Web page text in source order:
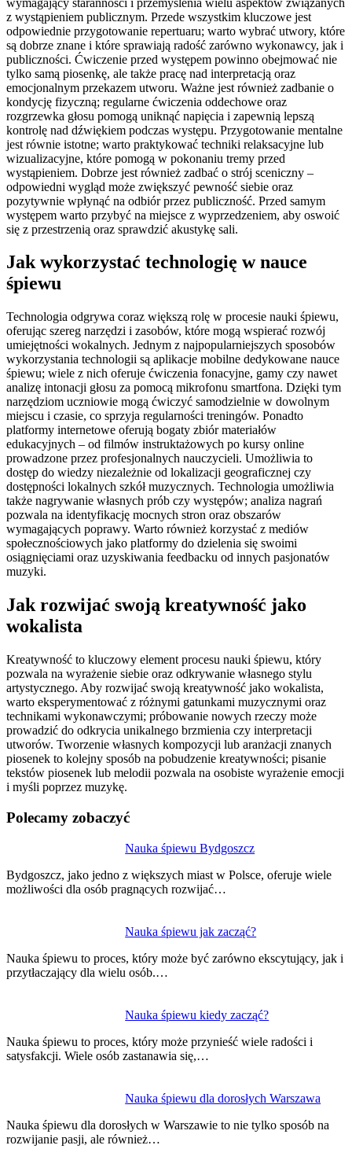
z wystąpieniem publicznym. Przede wszystkim kluczowe jest
odpowiednie przygotowanie repertuaru; warto wybrać utwory, które
są dobrze znane i które sprawiają radość zarówno wykonawcy, jak i
publiczności. Ćwiczenie przed występem powinno obejmować nie
tylko samą piosenkę, ale także pracę nad interpretacją oraz
emocjonalnym przekazem utworu. Ważne jest również zadbanie o
kondycję fizyczną; regularne ćwiczenia oddechowe oraz
rozgrzewka głosu pomogą uniknąć napięcia i zapewnią lepszą
kontrolę nad dźwiękiem podczas występu. Przygotowanie mentalne
jest równie istotne; warto praktykować techniki relaksacyjne lub
wizualizacyjne, które pomogą w pokonaniu tremy przed
wystąpieniem. Dobrze jest również zadbać o strój sceniczny –
odpowiedni wygląd może zwiększyć pewność siebie oraz
pozytywnie wpłynąć na odbiór przez publiczność. Przed samym
występem warto przybyć na miejsce z wyprzedzeniem, aby oswoić
się z przestrzenią oraz sprawdzić akustykę sali.
Jak wykorzystać technologię w nauce
śpiewu
Technologia odgrywa coraz większą rolę w procesie nauki śpiewu,
oferując szereg narzędzi i zasobów, które mogą wspierać rozwój
umiejętności wokalnych. Jednym z najpopularniejszych sposobów
wykorzystania technologii są aplikacje mobilne dedykowane nauce
śpiewu; wiele z nich oferuje ćwiczenia fonacyjne, gamy czy nawet
analizę intonacji głosu za pomocą mikrofonu smartfona. Dzięki tym
narzędziom uczniowie mogą ćwiczyć samodzielnie w dowolnym
miejscu i czasie, co sprzyja regularności treningów. Ponadto
platformy internetowe oferują bogaty zbiór materiałów
edukacyjnych – od filmów instruktażowych po kursy online
prowadzone przez profesjonalnych nauczycieli. Umożliwia to
dostęp do wiedzy niezależnie od lokalizacji geograficznej czy
dostępności lokalnych szkół muzycznych. Technologia umożliwia
także nagrywanie własnych prób czy występów; analiza nagrań
pozwala na identyfikację mocnych stron oraz obszarów
wymagających poprawy. Warto również korzystać z mediów
społecznościowych jako platformy do dzielenia się swoimi
osiągnięciami oraz uzyskiwania feedbacku od innych pasjonatów
muzyki.
Jak rozwijać swoją kreatywność jako
wokalista
Kreatywność to kluczowy element procesu nauki śpiewu, który
pozwala na wyrażenie siebie oraz odkrywanie własnego stylu
artystycznego. Aby rozwijać swoją kreatywność jako wokalista,
warto eksperymentować z różnymi gatunkami muzycznymi oraz
technikami wykonawczymi; próbowanie nowych rzeczy może
prowadzić do odkrycia unikalnego brzmienia czy interpretacji
utworów. Tworzenie własnych kompozycji lub aranżacji znanych
piosenek to kolejny sposób na pobudzenie kreatywności; pisanie
tekstów piosenek lub melodii pozwala na osobiste wyrażenie emocji
i myśli poprzez muzykę.
Polecamy zobaczyć
Nauka śpiewu Bydgoszcz
Bydgoszcz, jako jedno z większych miast w Polsce, oferuje wiele
możliwości dla osób pragnących rozwijać…
Nauka śpiewu jak zacząć?
Nauka śpiewu to proces, który może być zarówno ekscytujący, jak i
przytłaczający dla wielu osób.…
Nauka śpiewu kiedy zacząć?
Nauka śpiewu to proces, który może przynieść wiele radości i
satysfakcji. Wiele osób zastanawia się,…
Nauka śpiewu dla dorosłych Warszawa
Nauka śpiewu dla dorosłych w Warszawie to nie tylko sposób na
rozwijanie pasji, ale również…
wpisu